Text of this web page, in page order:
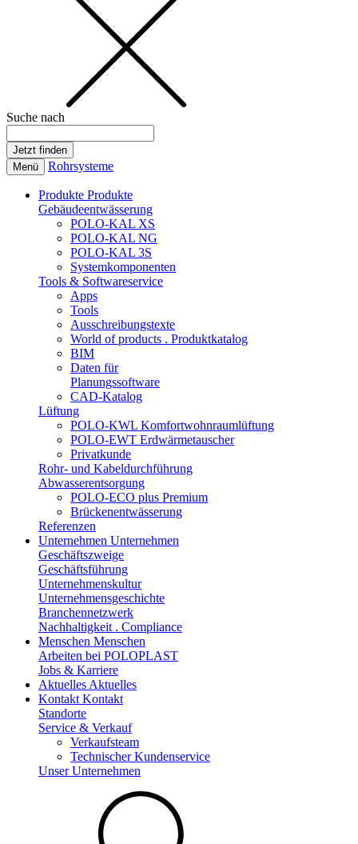
Suche nach
Menü Rohrsysteme
Produkte Produkte
Gebäudeentwässerung
POLO-KAL XS
POLO-KAL NG
POLO-KAL 3S
Systemkomponenten
Tools & Softwareservice
Apps
Tools
Ausschreibungstexte
World of products . Produktkatalog
BIM
Daten für
Planungssoftware
CAD-Katalog
Lüftung
POLO-KWL Komfortwohnraumlüftung
POLO-EWT Erdwärmetauscher
Privatkunde
Rohr- und Kabeldurchführung
Abwasserentsorgung
POLO-ECO plus Premium
Brückenentwässerung
Referenzen
Unternehmen Unternehmen
Geschäftszweige
Geschäftsführung
Unternehmenskultur
Unternehmensgeschichte
Branchennetzwerk
Nachhaltigkeit . Compliance
Menschen Menschen
Arbeiten bei POLOPLAST
Jobs & Karriere
Aktuelles Aktuelles
Kontakt Kontakt
Standorte
Service & Verkauf
Verkaufsteam
Technischer Kundenservice
Unser Unternehmen